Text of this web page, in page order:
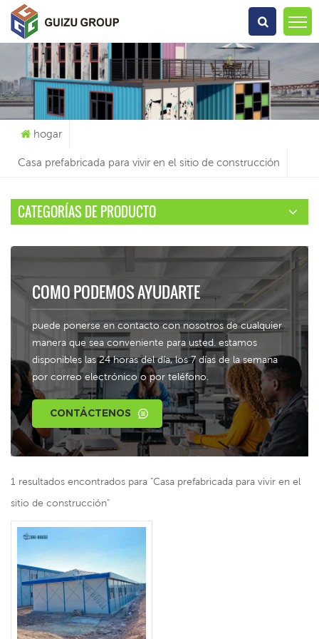
Qué Estás Buscando?
hogar
Casa prefabricada para vivir en el sitio de construcción
CATEGORÍAS DE PRODUCTO
COMO PODEMOS AYUDARTE
puede ponerse en contacto con nosotros de cualquier
manera que sea conveniente para usted. estamos
disponibles las 24 horas del día, los 7 días de la semana
por correo electrónico o por teléfono.
CONTÁCTENOS
1 resultados encontrados para "Casa prefabricada para vivir en el
sitio de construcción"